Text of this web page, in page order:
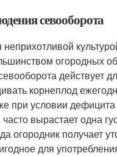
севооборота
неприхотливой
огородных
действует
корнеплод
при условии
вырастает одна
огородник получает
для